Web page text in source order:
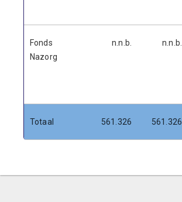
Fonds
Nazorg
n.n.b. n.n.b.
Totaal 561.326 561.326